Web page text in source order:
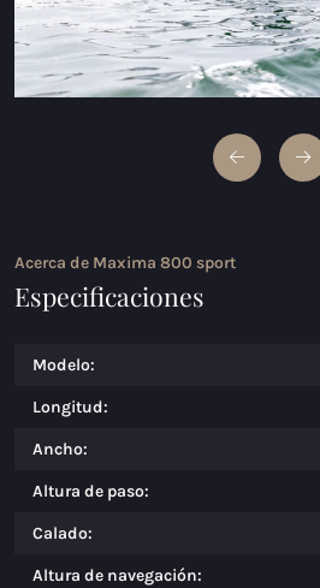
Maxima 820 retro eléctrica
Maxima 650 Flying Lounge Eléctrico
Maxima 750 Flying Lounge Eléctrico
Acerca de Maxima 800 sport
Especificaciones
Modelo:
Longitud:
Ancho:
Altura de paso:
Calado:
Altura de navegación: